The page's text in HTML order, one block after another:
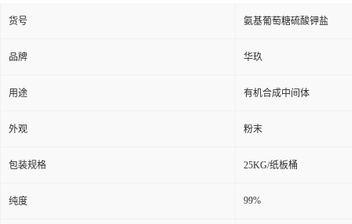
货号 氨基葡萄糖硫酸钾盐
品牌 华玖
用途 有机合成中间体
外观 粉末
包装规格 25KG/纸板桶
纯度 99%